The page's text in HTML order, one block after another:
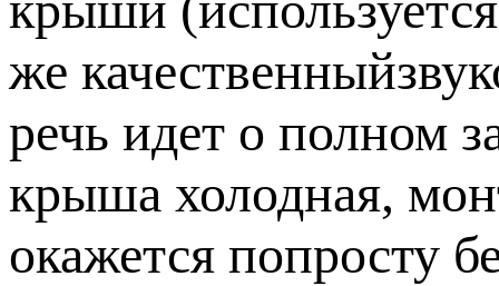
же
речь идет о полном
крыша холодная,
окажется попросту